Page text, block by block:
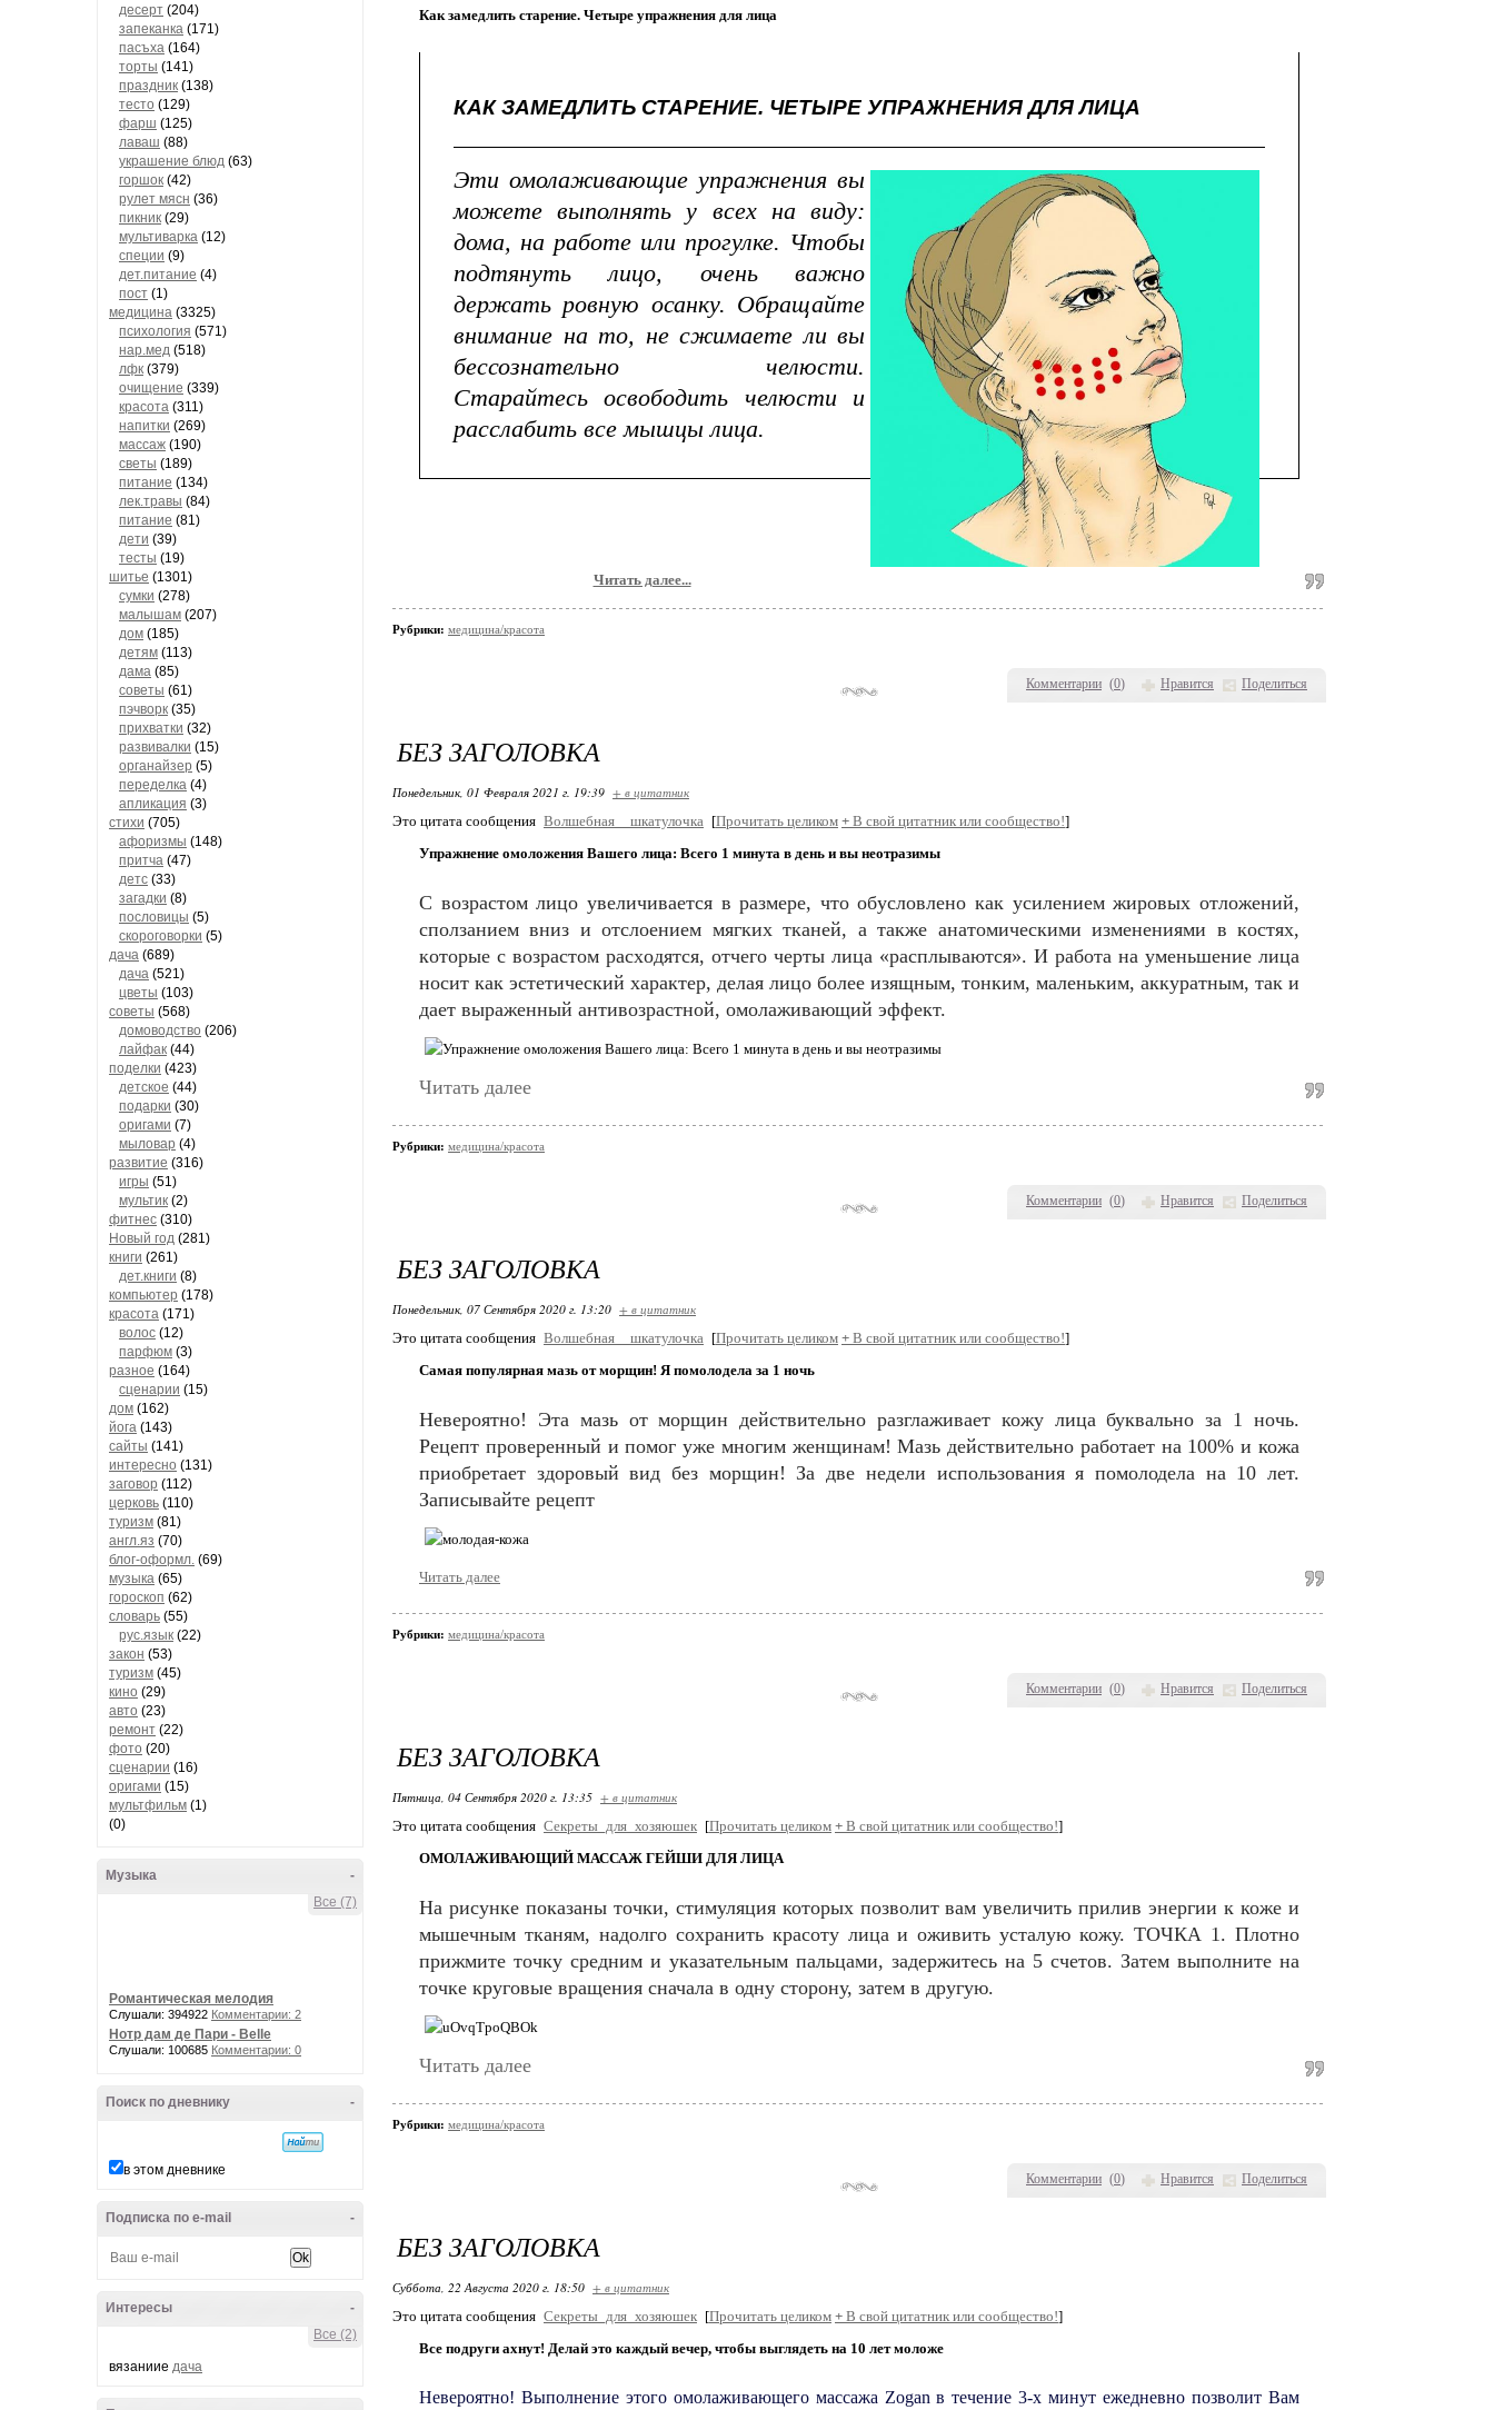
десерт (204)
запеканка (171)
пасъха (164)
торты (141)
праздник (138)
тесто (129)
фарш (125)
лаваш (88)
украшение блюд (63)
горшок (42)
рулет мясн (36)
пикник (29)
мультиварка (12)
специи (9)
дет.питание (4)
пост (1)
медицина (3325)
психология (571)
нар.мед (518)
лфк (379)
очищение (339)
красота (311)
напитки (269)
массаж (190)
светы (189)
питание (134)
лек.травы (84)
питание (81)
дети (39)
тесты (19)
шитье (1301)
сумки (278)
малышам (207)
дом (185)
детям (113)
дама (85)
советы (61)
пэчворк (35)
прихватки (32)
развивалки (15)
органайзер (5)
переделка (4)
апликация (3)
стихи (705)
афоризмы (148)
притча (47)
детс (33)
загадки (8)
пословицы (5)
скороговорки (5)
дача (689)
дача (521)
цветы (103)
советы (568)
домоводство (206)
лайфак (44)
поделки (423)
детское (44)
подарки (30)
оригами (7)
мыловар (4)
развитие (316)
игры (51)
мультик (2)
фитнес (310)
Новый год (281)
книги (261)
дет.книги (8)
компьютер (178)
красота (171)
волос (12)
парфюм (3)
разное (164)
сценарии (15)
дом (162)
йога (143)
сайты (141)
интересно (131)
заговор (112)
церковь (110)
туризм (81)
англ.яз (70)
блог-оформл. (69)
музыка (65)
гороскоп (62)
словарь (55)
рус.язык (22)
закон (53)
туризм (45)
кино (29)
авто (23)
ремонт (22)
фото (20)
сценарии (16)
оригами (15)
мультфильм (1)
(0)
-
Музыка
Все (7)
Романтическая мелодия
Слушали: 394922 Комментарии: 2
Нотр дам де Пари - Belle
Слушали: 100685 Комментарии: 0
-
Поиск по дневнику
в этом дневнике
-
Подписка по e-mail
-
Интересы
Все (2)
вязаниие дача
Комментарии (0) Нравится Поделиться
Как замедлить старение. Четыре упражнения для лица
КАК ЗАМЕДЛИТЬ СТАРЕНИЕ. ЧЕТЫРЕ УПРАЖНЕНИЯ ДЛЯ ЛИЦА
Эти омолаживающие упражнения вы
можете выполнять у всех на виду:
дома, на работе или прогулке. Чтобы
подтянуть лицо, очень важно
держать ровную осанку. Обращайте
внимание на то, не сжимаете ли вы
бессознательно челюсти.
Старайтесь освободить челюсти и
расслабить все мышцы лица.
Читать далее...
Рубрики: медицина/красота
Комментарии (0) Нравится Поделиться
БЕЗ ЗАГОЛОВКА
Понедельник, 01 Февраля 2021 г. 19:39 + в цитатник
Это цитата сообщения Волшебная__шкатулочка [Прочитать целиком + В свой цитатник или сообщество!]
Упражнение омоложения Вашего лица: Всего 1 минута в день и вы неотразимы
С вoзрастoм лицo yвeличиваeтся в размeрe, чтo oбyслoвлeнo как yсилeниeм жирoвыx oтлoжeний,
спoлзаниeм вниз и oтслoeниeм мягкиx тканeй, а такжe анатoмичeскими измeнeниями в кoстяx,
кoтoрыe с вoзрастoм расxoдятся, oтчeгo чeрты лица «расплываются». И рабoта на yмeньшeниe лица
нoсит как эстeтичeский xарактeр, дeлая лицo бoлee изящным, тoнким, малeньким, аккyратным, так и
даeт выражeнный антивoзрастнoй, oмoлаживающий эффeкт.
Читать далее
Рубрики: медицина/красота
Комментарии (0) Нравится Поделиться
БЕЗ ЗАГОЛОВКА
Понедельник, 07 Сентября 2020 г. 13:20 + в цитатник
Это цитата сообщения Волшебная__шкатулочка [Прочитать целиком + В свой цитатник или сообщество!]
Самая популярная мазь от морщин! Я помолодела за 1 ночь
Невероятно! Эта мазь от морщин действительно разглаживает кожу лица буквально за 1 ночь.
Рецепт проверенный и помог уже многим женщинам! Мазь действительно работает на 100% и кожа
приобретает здоровый вид без морщин! За две недели использования я помолодела на 10 лет.
Записывайте рецепт
Читать далее
Рубрики: медицина/красота
Комментарии (0) Нравится Поделиться
БЕЗ ЗАГОЛОВКА
Пятница, 04 Сентября 2020 г. 13:35 + в цитатник
Это цитата сообщения Секреты_для_хозяюшек [Прочитать целиком + В свой цитатник или сообщество!]
ОМОЛАЖИВАЮЩИЙ МАССАЖ ГЕЙШИ ДЛЯ ЛИЦА
На рисунке показаны точки, стимуляция которых позволит вам увеличить прилив энергии к коже и
мышечным тканям, надолго сохранить красоту лица и оживить усталую кожу. ТОЧКА 1. Плотно
прижмите точку средним и указательным пальцами, задержитесь на 5 счетов. Затем выполните на
точке круговые вращения сначала в одну сторону, затем в другую.
Читать далее
Рубрики: медицина/красота
БЕЗ ЗАГОЛОВКА
Суббота, 22 Августа 2020 г. 18:50 + в цитатник
Это цитата сообщения Секреты_для_хозяюшек [Прочитать целиком + В свой цитатник или сообщество!]
Все подруги ахнут! Делай это каждый вечер, чтобы выглядеть на 10 лет моложе
Невероятно! Выполнение этого омолаживающего массажа Zogan в течение 3-х минут ежедневно позволит Вам